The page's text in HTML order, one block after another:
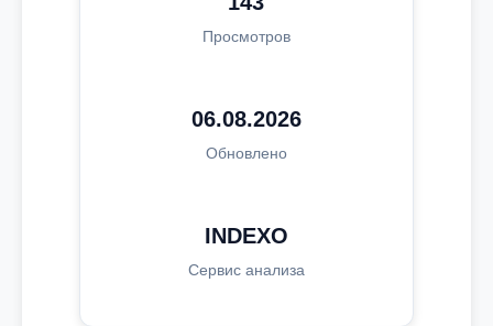
Просмотров
06.08.2026
Обновлено
INDEXO
Сервис анализа